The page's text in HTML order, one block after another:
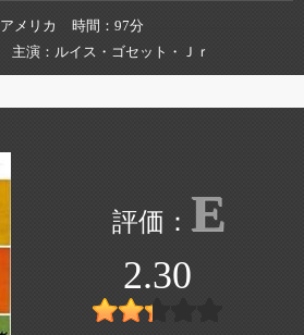
アメリカ 時間
97分
主演 ルイス・ゴセット・Ｊｒ
E
2.30